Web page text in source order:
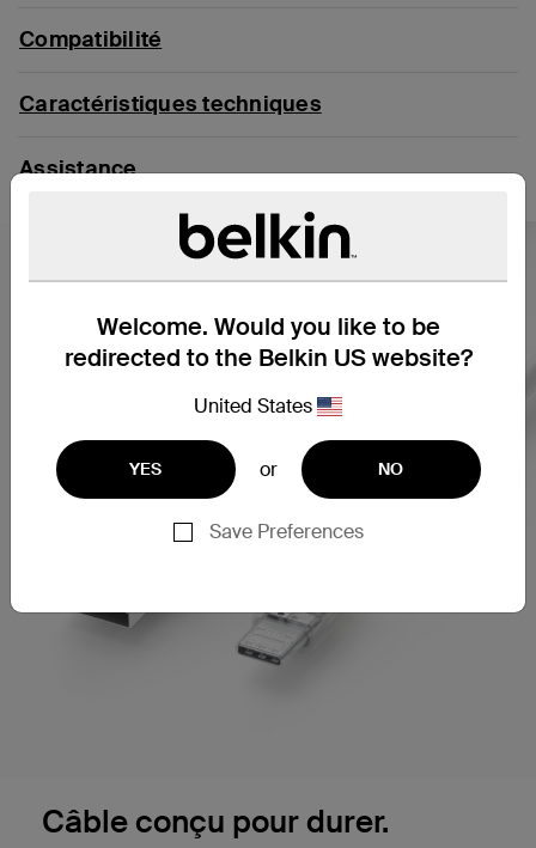
Welcome. Would you like to be
redirected to the Belkin US website?
United States
YES or NO
Save Preferences
Compatibilité
Caractéristiques techniques
Assistance
Câble conçu pour durer.